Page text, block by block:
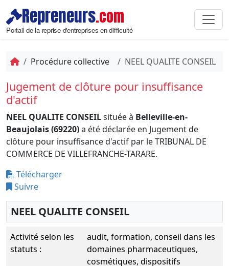
Repreneurs.com
Portail de la reprise d'entreprises en difficulté
Procédure collective NEEL QUALITE CONSEIL
Jugement de clôture pour insuffisance
d'actif
NEEL QUALITE CONSEILsituée à Belleville-en-
Beaujolais (69220)a été déclarée en Jugement de
clôture pour insuffisance d'actif par le TRIBUNAL DE
COMMERCE DE VILLEFRANCHE-TARARE.
Télécharger
Suivre
NEEL QUALITE CONSEIL
Activité selon les
statuts :
audit, formation, conseil dans les
domaines pharmaceutiques,
cosmétiques, dispositifs